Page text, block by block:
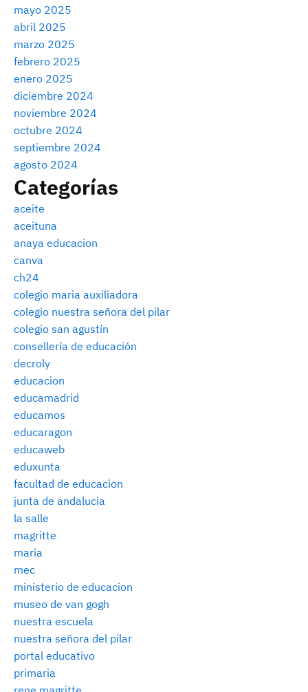
mayo 2025
abril 2025
marzo 2025
febrero 2025
enero 2025
diciembre 2024
noviembre 2024
octubre 2024
septiembre 2024
agosto 2024
Categorías
aceite
aceituna
anaya educacion
canva
ch24
colegio maria auxiliadora
colegio nuestra señora del pilar
colegio san agustín
consellería de educación
decroly
educacion
educamadrid
educamos
educaragon
educaweb
eduxunta
facultad de educacion
junta de andalucia
la salle
magritte
maria
mec
ministerio de educacion
museo de van gogh
nuestra escuela
nuestra señora del pilar
portal educativo
primaria